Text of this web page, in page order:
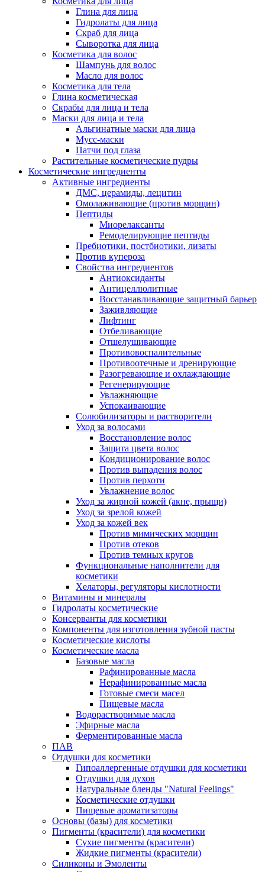
Глина для лица
Гидролаты для лица
Скраб для лица
Сыворотка для лица
Косметика для волос
Шампунь для волос
Масло для волос
Косметика для тела
Глина косметическая
Скрабы для лица и тела
Маски для лица и тела
Альгинатные маски для лица
Мусс-маски
Патчи под глаза
Растительные косметические пудры
Косметические ингредиенты
Активные ингредиенты
ДМС, церамиды, лецитин
Омолаживающие (против морщин)
Пептиды
Миорелаксанты
Ремоделирующие пептиды
Пребиотики, постбиотики, лизаты
Против купероза
Свойства ингредиентов
Антиоксиданты
Антицеллюлитные
Восстанавливающие защитный барьер
Заживляющие
Лифтинг
Отбеливающие
Отшелушивающие
Противовоспалительные
Противоотечные и дренирующие
Разогревающие и охлаждающие
Регенерирующие
Увлажняющие
Успокаивающие
Солюбилизаторы и растворители
Уход за волосами
Восстановление волос
Защита цвета волос
Кондиционирование волос
Против выпадения волос
Против перхоти
Увлажнение волос
Уход за жирной кожей (акне, прыщи)
Уход за зрелой кожей
Уход за кожей век
Против мимических морщин
Против отеков
Против темных кругов
Функциональные наполнители для
косметики
Хелаторы, регуляторы кислотности
Витамины и минералы
Гидролаты косметические
Консерванты для косметики
Компоненты для изготовления зубной пасты
Косметические кислоты
Косметические масла
Базовые масла
Рафинированные масла
Нерафинированные масла
Готовые смеси масел
Пищевые масла
Водорастворимые масла
Эфирные масла
Ферментированные масла
ПАВ
Отдушки для косметики
Гипоаллергенные отдушки для косметики
Отдушки для духов
Натуральные бленды "Natural Feelings"
Косметические отдушки
Пищевые ароматизаторы
Основы (базы) для косметики
Пигменты (красители) для косметики
Сухие пигменты (красители)
Жидкие пигменты (красители)
Силиконы и Эмоленты